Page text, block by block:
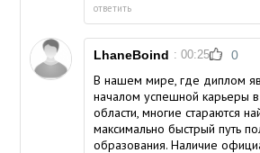
ответить
LhaneBoind : 00:25 0
В нашем мире, где диплом
началом успешной карьеры
области, многие стараются
максимально быстрый путь
образования. Наличие